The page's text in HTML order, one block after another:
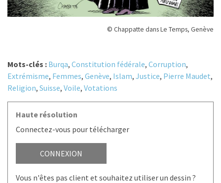
© Chappatte dans Le Temps, Genève
Mots-clés : Burqa, Constitution fédérale, Corruption,
Extrémisme, Femmes, Genève, Islam, Justice, Pierre Maudet,
Religion, Suisse, Voile, Votations
Haute résolution
Connectez-vous pour télécharger
CONNEXION
Vous n'êtes pas client et souhaitez utiliser un dessin ?